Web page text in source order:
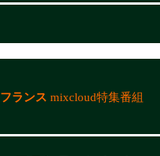
フランス mixcloud特集番組